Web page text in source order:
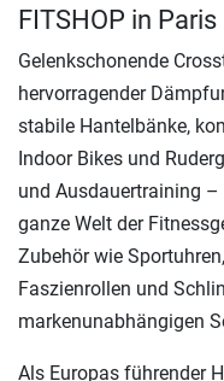
FITSHOP in Paris
Gelenkschonende
hervorragender
stabile Hantelbänke,
Indoor Bikes und
und Ausdauertraining –
ganze Welt der
Zubehör wie
Faszienrollen und
markenunabhängigen
Als Europas führender